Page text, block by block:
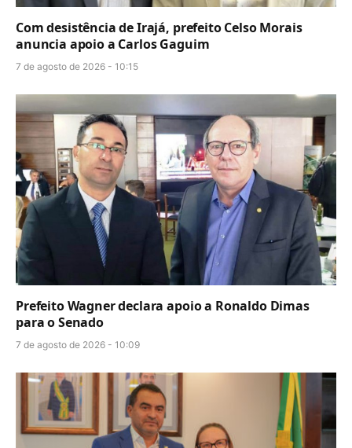
Com desistência de Irajá, prefeito Celso Morais
anuncia apoio a Carlos Gaguim
7 de agosto de 2026 - 10:15
Prefeito Wagner declara apoio a Ronaldo Dimas
para o Senado
7 de agosto de 2026 - 10:09